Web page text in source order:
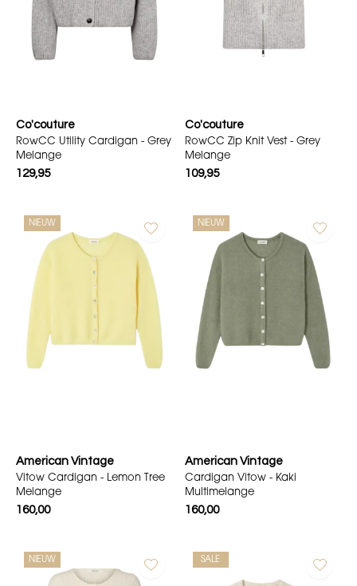
Co'couture
RowCC Utility Cardigan - Grey
Melange
129,95
Co'couture
RowCC Zip Knit Vest - Grey
Melange
109,95
NIEUW
American Vintage
Vitow Cardigan - Lemon Tree
Melange
160,00
NIEUW
American Vintage
Cardigan Vitow - Kaki
Multimelange
160,00
NIEUW SALE